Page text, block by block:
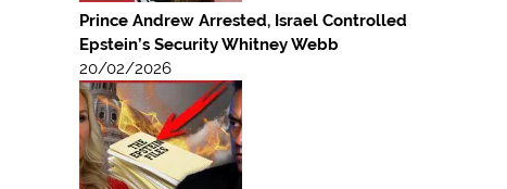
Prince Andrew Arrested, Israel Controlled
Epstein’s Security Whitney Webb
20/02/2026